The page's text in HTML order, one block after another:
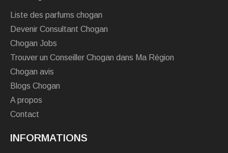
Liste des parfums chogan
Devenir Consultant Chogan
Chogan Jobs
Trouver un Conseiller Chogan dans Ma Région
Chogan avis
Blogs Chogan
A propos
Contact
INFORMATIONS